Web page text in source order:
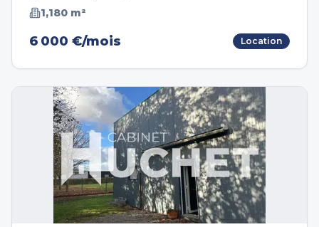
1,180 m²
6 000 €/mois Location